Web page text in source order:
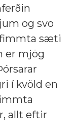
og svo
sæti
er mjög
í kvöld en
allt eftir